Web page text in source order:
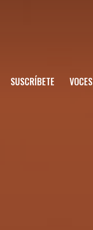
SUSCRÍBETE VOCES